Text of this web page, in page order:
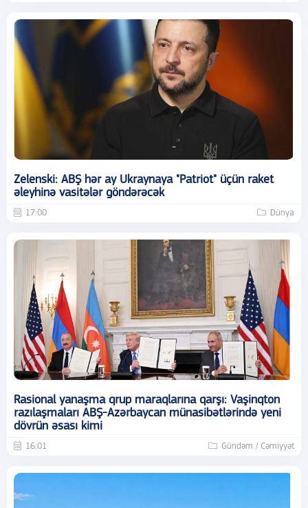
Zelenski: ABŞ hər ay Ukraynaya "Patriot" üçün raket
əleyhinə vasitələr göndərəcək
17:00 Dünya
Rasional yanaşma qrup maraqlarına qarşı: Vaşinqton
razılaşmaları ABŞ-Azərbaycan münasibətlərində yeni
dövrün əsası kimi
16:01 Gündəm / Cəmiyyət